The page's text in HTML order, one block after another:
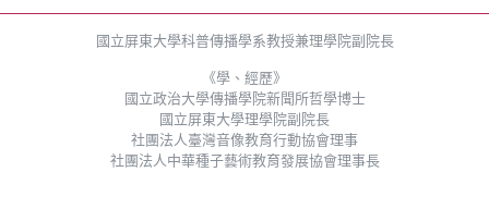
國立屏東大學科普傳播學系教授兼理學院副院長
《學、經歷》
國立政治大學傳播學院新聞所哲學博士
國立屏東大學理學院副院長
社團法人臺灣音像教育行動協會理事
社團法人中華種子藝術教育發展協會理事長